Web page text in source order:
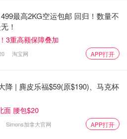
。
有一套公寓，还在那里租了一
处。
卡进入大楼，是因为他仍在使用
将看到Cao在下午1:16离开大楼
证据，尽管Lu被杀时室外温度为
最高2KG空运包邮 回归！数量不
！
3重高额保障叠加
淘宝网 APP打开
降 | 麂皮乐福$59(原$190)、马克杯
面 腰包$20
Simons加拿大官网 APP打开